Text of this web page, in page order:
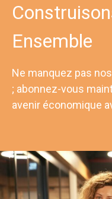
Ensemble
Ne manquez pas
; abonnez-vous
avenir économique